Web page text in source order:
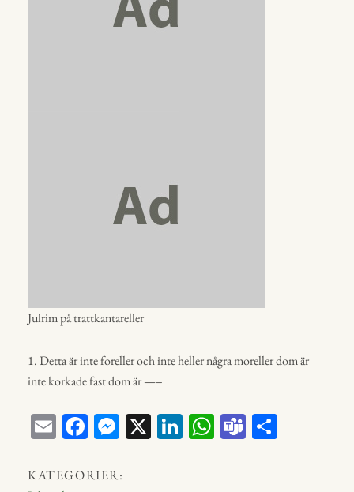
Julrim på trattkantareller
1. Detta är inte foreller och inte heller några moreller dom är
inte korkade fast dom är —–
E
ail
Fa
bo
M
en
X Li W Te
KATEGORIER: